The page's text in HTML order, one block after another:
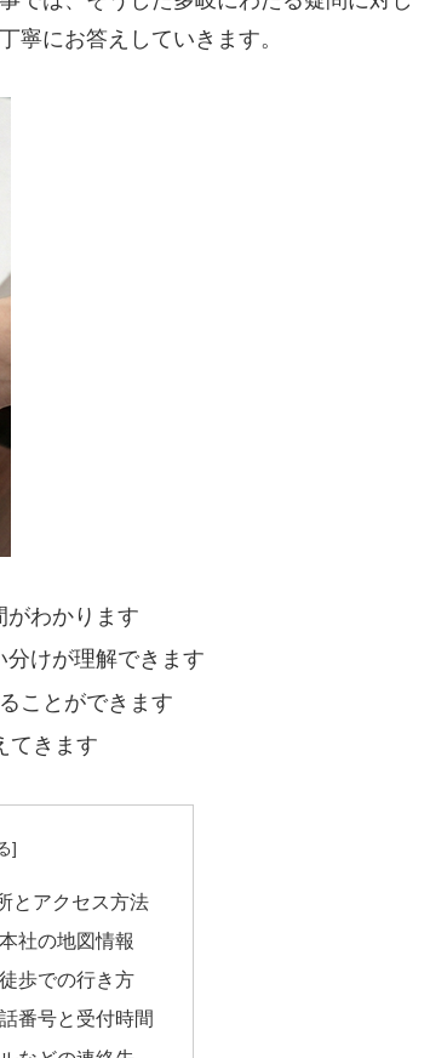
寧にお答えしていきます。
がわかります
分けが理解できます
ことができます
てきます
とアクセス方法
社の地図情報
歩での行き方
番号と受付時間